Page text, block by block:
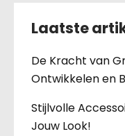
Laatste
De Kracht van
Ontwikkelen en
Stijlvolle
Jouw Look!